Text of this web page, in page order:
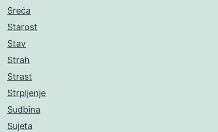
Sreća
Starost
Stav
Strah
Strast
Strpljenje
Sudbina
Sujeta